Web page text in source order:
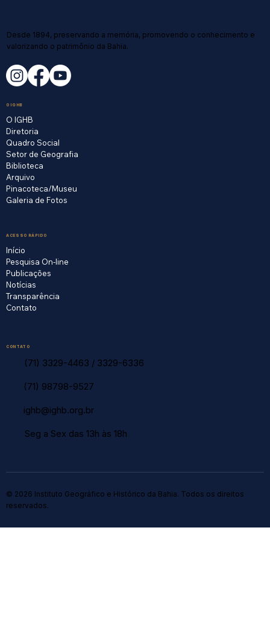
Desde 1894, preservando a memória, promovendo o conhecimento e
valorizando o patrimônio da Bahia.
O IGHB
O IGHB
Diretoria
Quadro Social
Setor de Geografia
Biblioteca
Arquivo
Pinacoteca/Museu
Galeria de Fotos
ACESSO RÁPIDO
Início
Pesquisa On-line
Publicações
Notícias
Transparência
Contato
CONTATO
(71) 3329-4463 / 3329-6336
(71) 98798-9527
ighb@ighb.org.br
Seg a Sex das 13h às 18h
© 2026 Instituto Geográfico e Histórico da Bahia. Todos os direitos
reservados.